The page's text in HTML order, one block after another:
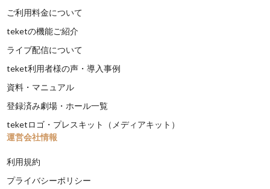
ご利用料金について
teketの機能ご紹介
ライブ配信について
teket利用者様の声・導入事例
資料・マニュアル
登録済み劇場・ホール一覧
teketロゴ・プレスキット（メディアキット）
運営会社情報
利用規約
プライバシーポリシー